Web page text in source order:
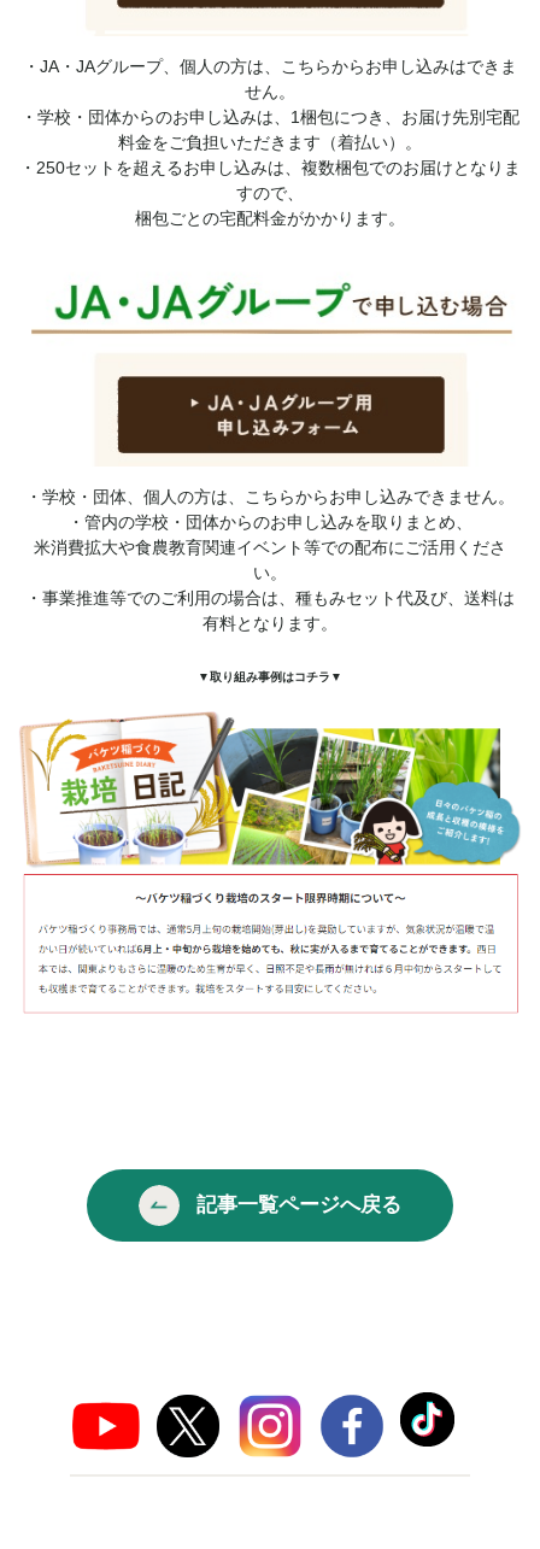
・JA・JAグループ、個人の方は、こちらからお申し込みはできま
せん。
・学校・団体からのお申し込みは、1梱包につき、お届け先別宅配
料金をご負担いただきます（着払い）。
・250セットを超えるお申し込みは、複数梱包でのお届けとなりま
すので、
梱包ごとの宅配料金がかかります。
・学校・団体、個人の方は、こちらからお申し込みできません。
・管内の学校・団体からのお申し込みを取りまとめ、
米消費拡大や食農教育関連イベント等での配布にご活用くださ
い。
・事業推進等でのご利用の場合は、種もみセット代及び、送料は
有料となります。
▼取り組み事例はコチラ▼
記事一覧ページへ戻る